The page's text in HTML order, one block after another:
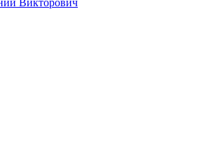
Викторович